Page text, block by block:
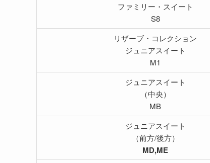
ファミリー・ スイート
S8
リザーブ・コレクション
ジュニアスイート
M1
ジュニアスイート
（中央）
MB
ジュニアスイート
（前方/後方）
MD,ME